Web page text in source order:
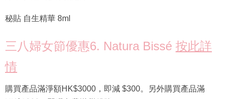
秘貼 自生精華 8ml
三八婦女節優惠6. Natura Bissé 按此詳
情
購買產品滿淨額HK$3000，即減 $300。另外購買產品滿